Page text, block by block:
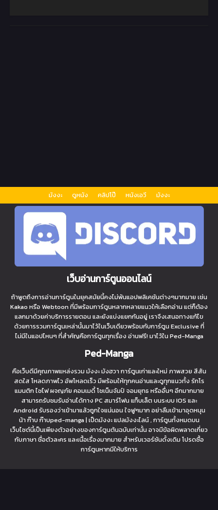
มังงะ ดูหนัง คลิปโป๊ หนังเอวี มังงะ
เว็บอ่านการ์ตูนออนไลน์
ถ้าพูดถึงการอ่านการ์ตูนในยุคสมัยนี้คงไม่พ้นแอปพลิเคชันต่างๆมากมาย เช่น
Kakao หรือ Webtoon ที่มีพร้อมการ์ตูนหลากหลายแนวให้เลือกอ่าน แต่ก็ต้อง
แลกมาด้วยค่าบริการรายตอน และยังแบ่งแยกกันอยู่ เราจึงเสนอทางแก้ไข
ด้วยการรวมการ์ตูนเหล่านั้นมาไว้ในเว็บเดียวพร้อมกับการ์ตูน Exclusive ที่
ไม่มีในแอปไหนๆ ที่สำคัญคือการ์ตูนทุกเรื่อง อ่านฟรี! มาไว้ใน Ped-Manga
Ped-Manga
คือเว็บดีมีคุณภาพแหล่งรวม มังงะ มังฮวา การ์ตูนเก่าและใหม่ ภาพสวย สีสัน
สดใส โหลดภาพไว อัพโหลดเร็ว มีพร้อมให้ทุกคนอ่านและดูทุกแนวทั้ง รักโร
แมนติก ไซไฟ ผจญภัย คอมเมดี้ โชเน็นจัมป์ จอมยุทธ หรืออื่นๆ อีกมากมาย
สามารถรับชมรับอ่านได้ทาง PC สมาร์โฟน แท็บเล็ต บนระบบ IOS และ
Android รับรองว่าเข้ามาแล้วถูกใจแน่นอน ใจฟูๆมาก อย่าลืมเข้ามาอุดหนุน
น้า ก๊าบ ก๊าบped-manga | เป็ดมังงะ แปลมังงะไลน์ , การ์ตูนทั้งหมดบน
เว็บไซต์นี้เป็นเพียงตัวอย่างของการ์ตูนต้นฉบับเท่านั้น อาจมีข้อผิดพลาดเกี่ยว
กับภาษา ชื่อตัวละคร และเนื้อเรื่องมากมาย สำหรับเวอร์ชันดั้งเดิม โปรดซื้อ
การ์ตูนหากมีให้บริการ